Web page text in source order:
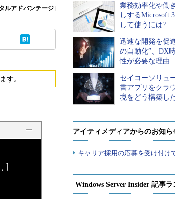
Master of IP Network
Security & Trust
ブログ
ルアドバンテージ]
す。
業務効率化や働
しするMicrosoft
して使うには?
迅速な開発を促
の自動化”、DX
性が必要な理由
セイコーソリュ
書アプリをクラ
境をどう構築し
アイティメディアからのお知ら
キャリア採用の応募を受け付け
Windows Server Insider 記事ラ